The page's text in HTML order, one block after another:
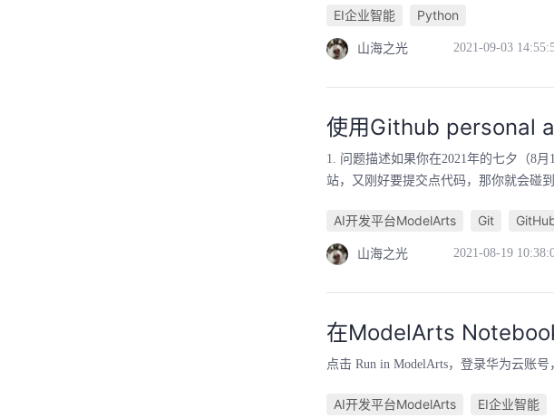
EI企业智能 Python
山海之光 2021-09-03
使用Github personal
1. 问题描述如果你在2021年的七夕（8
站，又刚好要提交点代码，那你就会碰到
AI开发平台ModelArts Git
山海之光 2021-08-19
在ModelArts
点击 Run in ModelArts，登录华为云账
AI开发平台ModelArts EI企业智能